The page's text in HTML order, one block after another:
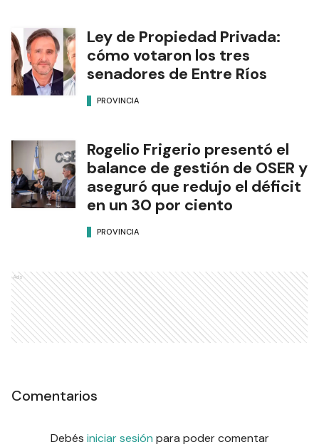
Ley de Propiedad Privada:
cómo votaron los tres
senadores de Entre Ríos
PROVINCIA
Rogelio Frigerio presentó el
balance de gestión de OSER y
aseguró que redujo el déficit
en un 30 por ciento
PROVINCIA
Ads
Comentarios
Debés iniciar sesión para poder comentar